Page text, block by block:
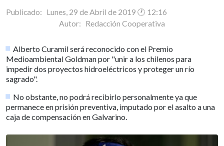
Publicado: Lunes, 29 de Abril de 2019 🕐 12:16
Autor: Redacción Cooperativa
Alberto Curamil será reconocido con el Premio
Medioambiental Goldman por "unir a los chilenos para
impedir dos proyectos hidroeléctricos y proteger un río
sagrado".
No obstante, no podrá recibirlo personalmente ya que
permanece en prisión preventiva, imputado por el asalto a una
caja de compensación en Galvarino.